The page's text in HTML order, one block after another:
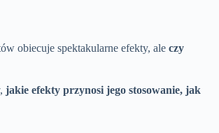
obiecuje spektakularne efekty, ale czy
jakie efekty przynosi jego stosowanie, jak